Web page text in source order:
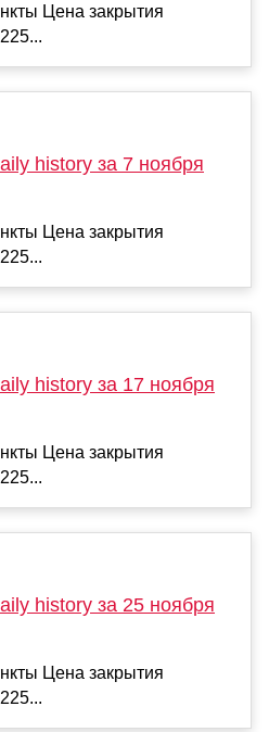
Цена закрытия
history за 7 ноября
Цена закрытия
history за 17 ноября
Цена закрытия
history за 25 ноября
Цена закрытия